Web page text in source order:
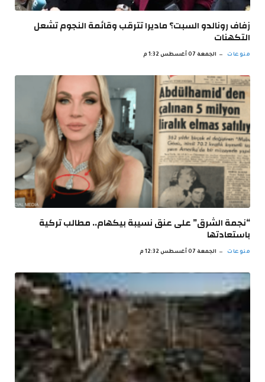
زفاف رونالدو السبت؟ ماديرا تترقب وقائمة النجوم تشعل
التكهنات
منوعات الجمعة 07 أغسطس 1:32 م
“نجمة الشرق” على عنق نسيبة بيكهام.. مطالب تركية
باستعادتها
منوعات الجمعة 07 أغسطس 12:32 م